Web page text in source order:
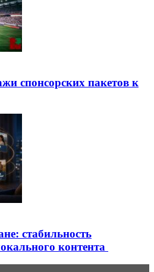
спонсорских пакетов к
стабильность
контента